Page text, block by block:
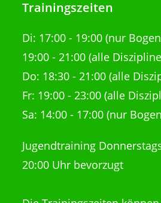
Trainingszeiten
Di: 17:00 - 19:00 (nur
19:00 - 21:00 (alle
Do: 18:30 - 21:00 (alle
Fr: 19:00 - 23:00 (alle
Sa: 14:00 - 17:00 (nur
Jugendtraining
20:00 Uhr bevorzugt